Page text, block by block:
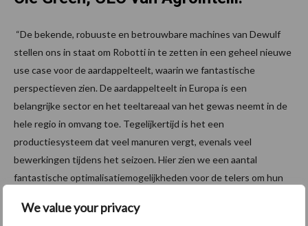
We value your privacy
“De bekende, robuuste en betrouwbare machines van Dewulf
stellen ons in staat om Robotti in te zetten in een geheel nieuwe
use case voor de aardappelteelt, waarin we fantastische
perspectieven zien. De aardappelteelt in Europa is een
belangrijke sector en het teeltareaal van het gewas neemt in de
hele regio in omvang toe. Tegelijkertijd is het een
productiesysteem dat veel manuren vergt, evenals veel
bewerkingen tijdens het seizoen. Hier zien we een aantal
fantastische optimalisatiemogelijkheden voor de telers om hun